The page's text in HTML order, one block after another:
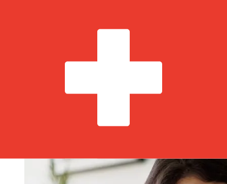
من الدنمارك إلى سويسرا بناءً على طريقة الدفع وتوقيت المعاملة.
على عملية التسليم. تحقق من Grnlandsbanken A/S من أوقات